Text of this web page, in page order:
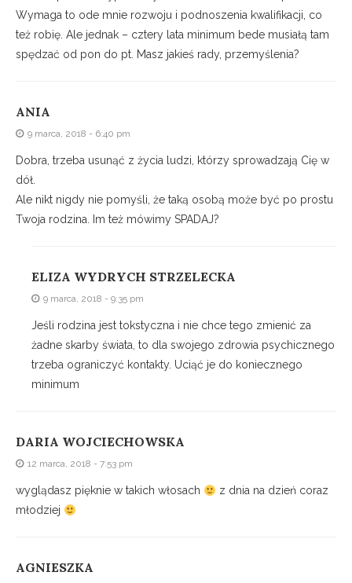
Wymaga to ode mnie rozwoju i podnoszenia kwalifikacji, co
też robię. Ale jednak – cztery lata minimum bede musiałą tam
spędzać od pon do pt. Masz jakieś rady, przemyślenia?
ANIA
9 marca, 2018 - 6:40 pm
Dobra, trzeba usunąć z życia ludzi, którzy sprowadzają Cię w
dół.
Ale nikt nigdy nie pomyśli, że taką osobą może być po prostu
Twoja rodzina. Im też mówimy SPADAJ?
ELIZA WYDRYCH STRZELECKA
9 marca, 2018 - 9:35 pm
Jeśli rodzina jest tokstyczna i nie chce tego zmienić za
żadne skarby świata, to dla swojego zdrowia psychicznego
trzeba ograniczyć kontakty. Uciąć je do koniecznego
minimum
DARIA WOJCIECHOWSKA
12 marca, 2018 - 7:53 pm
wyglądasz pięknie w takich włosach
z dnia na dzień coraz
młodziej
AGNIESZKA